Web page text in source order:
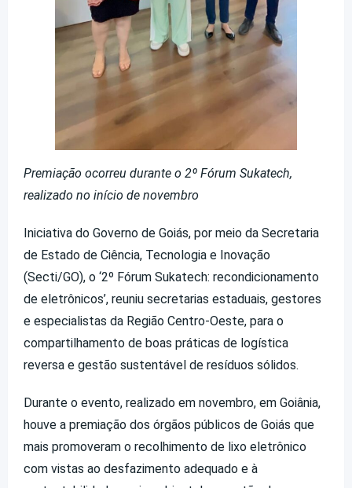
Premiação ocorreu durante o 2º Fórum Sukatech,
realizado no início de novembro
Iniciativa do Governo de Goiás, por meio da Secretaria
de Estado de Ciência, Tecnologia e Inovação
(Secti/GO), o ‘2º Fórum Sukatech: recondicionamento
de eletrônicos’, reuniu secretarias estaduais, gestores
e especialistas da Região Centro-Oeste, para o
compartilhamento de boas práticas de logística
reversa e gestão sustentável de resíduos sólidos.
Durante o evento, realizado em novembro, em Goiânia,
houve a premiação dos órgãos públicos de Goiás que
mais promoveram o recolhimento de lixo eletrônico
com vistas ao desfazimento adequado e à